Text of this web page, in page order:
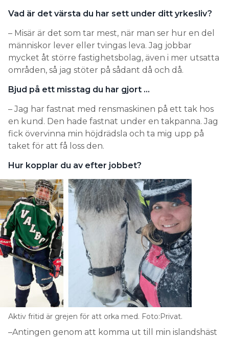
Vad är det värsta du har sett under ditt yrkesliv?
– Misär är det som tar mest, när man ser hur en del
människor lever eller tvingas leva. Jag jobbar
mycket åt större fastighetsbolag, även i mer utsatta
områden, så jag stöter på sådant då och då.
Bjud på ett misstag du har gjort …
– Jag har fastnat med rensmaskinen på ett tak hos
en kund. Den hade fastnat under en takpanna. Jag
fick övervinna min höjdrädsla och ta mig upp på
taket för att få loss den.
Hur kopplar du av efter jobbet?
Aktiv fritid är grejen för att orka med. Foto:Privat.
–Antingen genom att komma ut till min islandshäst